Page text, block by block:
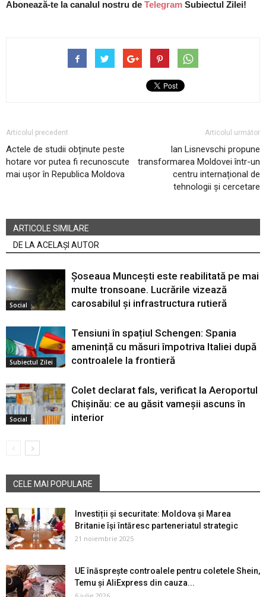
Abonează-te la canalul nostru de Telegram Subiectul Zilei!
Articolul precedent
Actele de studii obținute peste
hotare vor putea fi recunoscute
mai ușor în Republica Moldova
Articolul următor
Ian Lisnevschi propune
transformarea Moldovei într-un
centru internațional de
tehnologii și cercetare
ARTICOLE SIMILARE
DE LA ACELAȘI AUTOR
Social
Șoseaua Muncești este reabilitată pe mai
multe tronsoane. Lucrările vizează
carosabilul și infrastructura rutieră
Subiectul Zilei
Tensiuni în spațiul Schengen: Spania
amenință cu măsuri împotriva Italiei după
controalele la frontieră
Social
Colet declarat fals, verificat la Aeroportul
Chișinău: ce au găsit vameșii ascuns în
interior
CELE MAI POPULARE
Investiții și securitate: Moldova și Marea
Britanie își întăresc parteneriatul strategic
21 noiembrie 2025
UE înăsprește controalele pentru coletele Shein,
Temu și AliExpress din cauza...